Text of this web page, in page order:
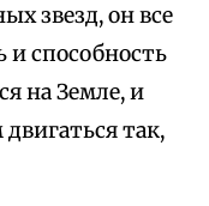
звезд, он все
и способность
на Земле, и
так,